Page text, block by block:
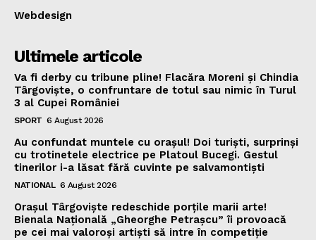
Webdesign
Ultimele articole
Va fi derby cu tribune pline! Flacăra Moreni și Chindia
Târgoviște, o confruntare de totul sau nimic în Turul
3 al Cupei României
SPORT 6 August 2026
Au confundat muntele cu orașul! Doi turiști, surprinși
cu trotinetele electrice pe Platoul Bucegi. Gestul
tinerilor i-a lăsat fără cuvinte pe salvamontiști
NATIONAL 6 August 2026
Orașul Târgoviște redeschide porțile marii arte!
Bienala Națională „Gheorghe Petrașcu” îi provoacă
pe cei mai valoroși artiști să intre în competiție